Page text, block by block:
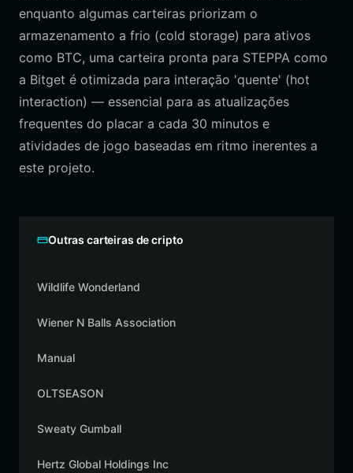
enquanto algumas carteiras priorizam o
armazenamento a frio (cold storage) para ativos
como BTC, uma carteira pronta para STEPPA como
a Bitget é otimizada para interação 'quente' (hot
interaction) — essencial para as atualizações
frequentes do placar a cada 30 minutos e
atividades de jogo baseadas em ritmo inerentes a
este projeto.
Outras carteiras de cripto
Wildlife Wonderland
Wiener N Balls Association
Manual
OLTSEASON
Sweaty Gumball
Hertz Global Holdings Inc